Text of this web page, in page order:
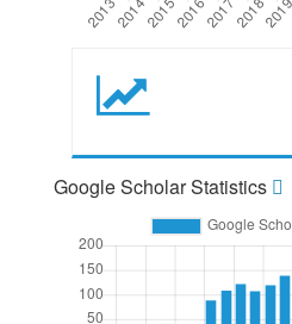
Google Scholar Statistics